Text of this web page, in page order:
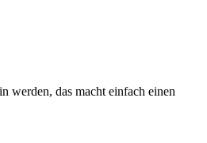
werden, das macht einfach einen